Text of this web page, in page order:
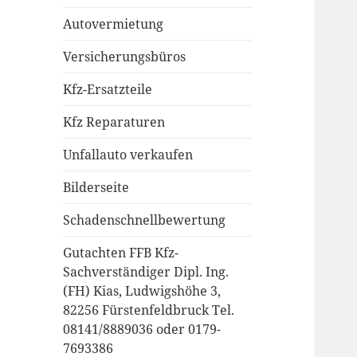
Autovermietung
Versicherungsbüros
Kfz-Ersatzteile
Kfz Reparaturen
Unfallauto verkaufen
Bilderseite
Schadenschnellbewertung
Gutachten FFB Kfz-
Sachverständiger Dipl. Ing.
(FH) Kias, Ludwigshöhe 3,
82256 Fürstenfeldbruck Tel.
08141/8889036 oder 0179-
7693386